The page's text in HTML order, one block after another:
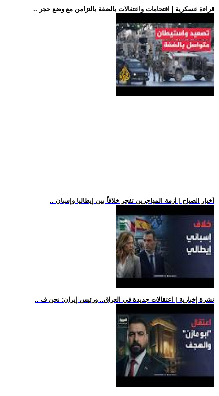
.. قراءة عسكرية | اقتحامات واعتقالات بالضفة بالتزامن مع وضع حجر
.. أخبار الصباح | أزمة المهاجرين تفجر خلافاً بين إيطاليا وإسبان
.. نشرة إخبارية | اعتقالات جديدة في العراق.. ورئيس إيران: نحن ف